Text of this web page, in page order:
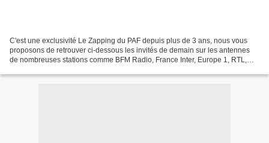
C'est une exclusivité Le Zapping du PAF depuis plus de 3 ans, nous vous
proposons de retrouver ci-dessous les invités de demain sur les antennes
de nombreuses stations comme BFM Radio, France Inter, Europe 1, RTL,